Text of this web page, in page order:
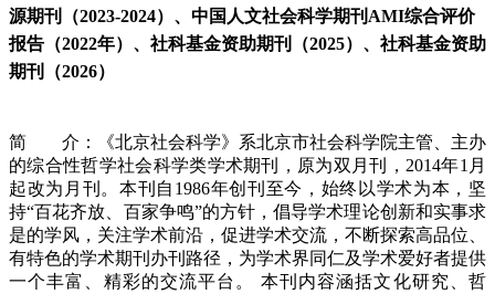
源期刊（2023-2024）、中国人文社会科学期刊AMI综合评价
报告（2022年）、社科基金资助期刊（2025）、社科基金资助
期刊（2026）
简 介：《北京社会科学》系北京市社会科学院主管、主办
的综合性哲学社会科学类学术期刊，原为双月刊，2014年1月
起改为月刊。本刊自1986年创刊至今，始终以学术为本，坚
持“百花齐放、百家争鸣”的方针，倡导学术理论创新和实事求
是的学风，关注学术前沿，促进学术交流，不断探索高品位、
有特色的学术期刊办刊路径，为学术界同仁及学术爱好者提供
一个丰富、精彩的交流平台。 本刊内容涵括文化研究、哲